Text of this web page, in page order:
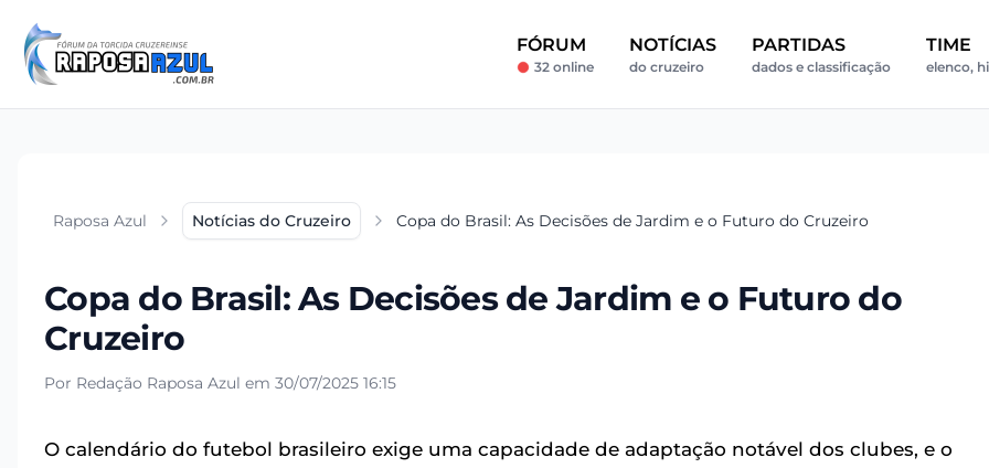
FÓRUM
32 online
NOTÍCIAS
do cruzeiro
PARTIDAS
dados e classificação
TIME
elenco,
Raposa Azul Notícias do Cruzeiro Copa do Brasil: As Decisões de Jardim e o Futuro do Cruzeiro
Copa do Brasil: As Decisões de Jardim e o Futuro do
Cruzeiro
Por Redação Raposa Azul em 30/07/2025 16:15
O calendário do futebol brasileiro exige uma capacidade de adaptação notável dos clubes, e o